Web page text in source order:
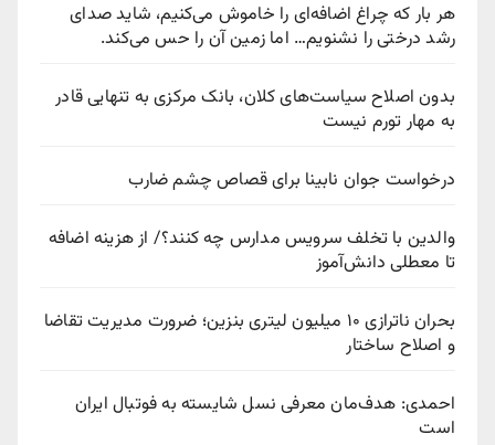
هر بار که چراغ اضافه‌ای را خاموش می‌کنیم، شاید صدای
رشد درختی را نشنویم… اما زمین آن را حس می‌کند.
بدون اصلاح سیاست‌های کلان، بانک مرکزی به تنهایی قادر
به مهار تورم نیست
درخواست جوان نابینا برای قصاص چشم ضارب
والدین با تخلف سرویس مدارس چه کنند؟/ از هزینه اضافه
تا معطلی دانش‌آموز
بحران ناترازی ۱۰ میلیون لیتری بنزین؛ ضرورت مدیریت تقاضا
و اصلاح ساختار
احمدی: هدف‌مان معرفی نسل شایسته به فوتبال ایران
است